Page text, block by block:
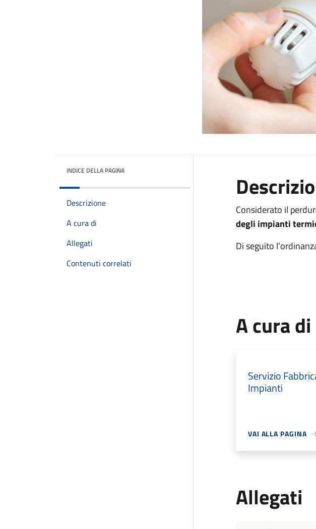
INDICE DELLA PAGINA
Descrizione
A cura di
Allegati
Contenuti correlati
Considerato il
degli impianti
Di seguito
A cura di
Servizio
Impianti
VAI ALLA PAGINA
Allegati